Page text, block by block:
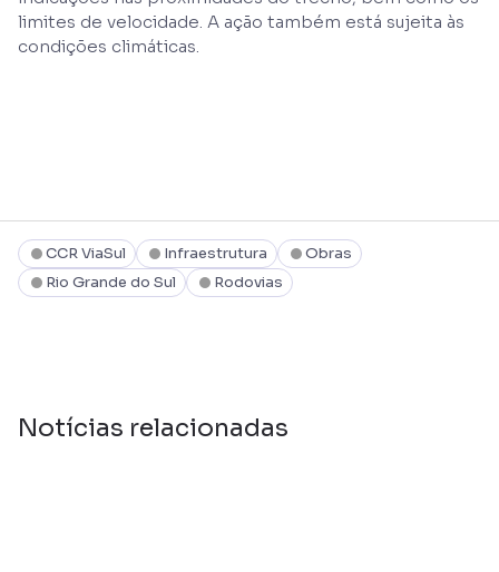
limites de velocidade. A ação também está sujeita às
condições climáticas.
CCR ViaSul Infraestrutura
Obras
Rio Grande do Sul
Rodovias
Notícias relacionadas